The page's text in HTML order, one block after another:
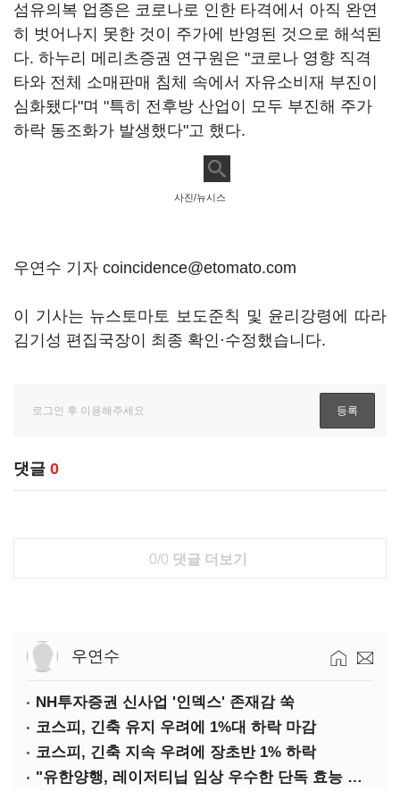
섬유의복 업종은 코로나로 인한 타격에서 아직 완연
히 벗어나지 못한 것이 주가에 반영된 것으로 해석된
다. 하누리 메리츠증권 연구원은 "코로나 영향 직격
타와 전체 소매판매 침체 속에서 자유소비재 부진이
심화됐다"며 "특히 전후방 산업이 모두 부진해 주가
하락 동조화가 발생했다"고 했다.
사진/뉴시스
우연수 기자 coincidence@etomato.com
이 기사는 뉴스토마토 보도준칙 및 윤리강령에 따라
김기성 편집국장이 최종 확인·수정했습니다.
댓글 0
0/0 댓글 더보기
우연수
NH투자증권 신사업 '인덱스' 존재감 쑥
코스피, 긴축 유지 우려에 1%대 하락 마감
코스피, 긴축 지속 우려에 장초반 1% 하락
"유한양행, 레이저티닙 임상 우수한 단독 효능 입증"-대신